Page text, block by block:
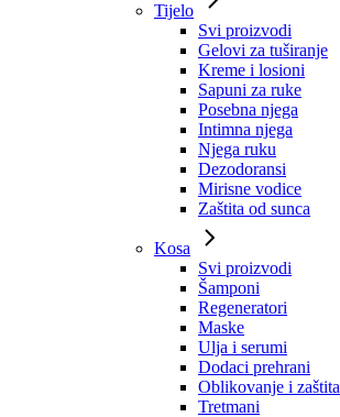
Tijelo
Svi proizvodi
Gelovi za tuširanje
Kreme i losioni
Sapuni za ruke
Posebna njega
Intimna njega
Njega ruku
Dezodoransi
Mirisne vodice
Zaštita od sunca
Kosa
Svi proizvodi
Šamponi
Regeneratori
Maske
Ulja i serumi
Dodaci prehrani
Oblikovanje i zaštita
Tretmani